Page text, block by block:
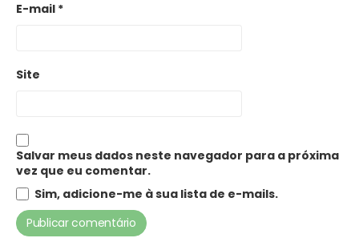
E-mail *
Site
Salvar meus dados neste navegador para a próxima
vez que eu comentar.
Sim, adicione-me à sua lista de e-mails.